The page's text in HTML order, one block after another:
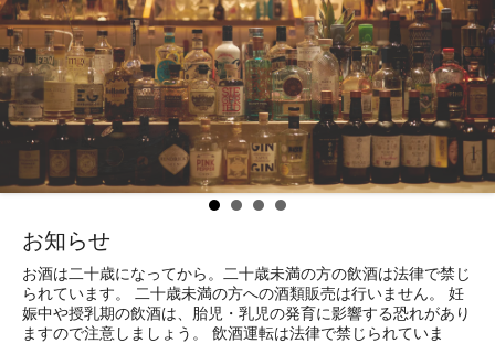
お知らせ
お酒は二十歳になってから。二十歳未満の方の飲酒は法律で禁じ
られています。 二十歳未満の方への酒類販売は行いません。 妊
娠中や授乳期の飲酒は、胎児・乳児の発育に影響する恐れがあり
ますので注意しましょう。 飲酒運転は法律で禁じられていま